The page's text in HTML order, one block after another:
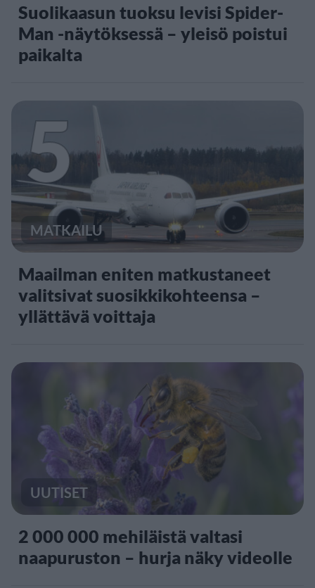
Suolikaasun tuoksu levisi Spider-
Man -näytöksessä – yleisö poistui
paikalta
5
MATKAILU
Maailman eniten matkustaneet
valitsivat suosikkikohteensa –
yllättävä voittaja
UUTISET
2 000 000 mehiläistä valtasi
naapuruston – hurja näky videolle